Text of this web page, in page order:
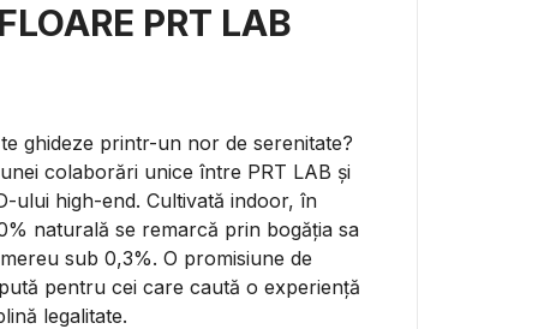
PRT LAB
ghideze printr-un nor de serenitate?
colaborări unice între PRT LAB și
ului high-end. Cultivată indoor, în
naturală se remarcă prin bogăția sa
sub 0,3%. O promisiune de
pentru cei care caută o experiență
legalitate.